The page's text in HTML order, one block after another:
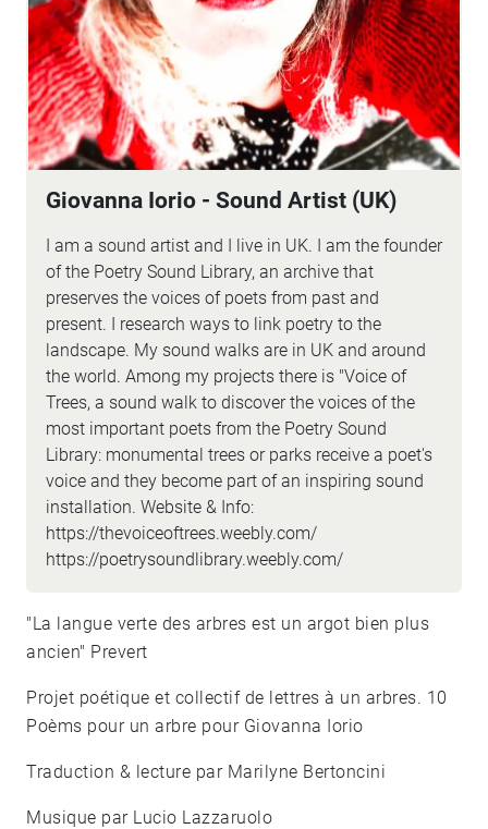
Giovanna Iorio - Sound Artist (UK)
I am a sound artist and I live in UK. I am the founder
of the Poetry Sound Library, an archive that
preserves the voices of poets from past and
present. I research ways to link poetry to the
landscape. My sound walks are in UK and around
the world. Among my projects there is "Voice of
Trees, a sound walk to discover the voices of the
most important poets from the Poetry Sound
Library: monumental trees or parks receive a poet's
voice and they become part of an inspiring sound
installation. Website & Info:
https://thevoiceoftrees.weebly.com/
https://poetrysoundlibrary.weebly.com/
"La langue verte des arbres est un argot bien plus
ancien" Prevert
Projet poétique et collectif de lettres à un arbres. 10
Poèms pour un arbre pour Giovanna Iorio
Traduction & lecture par Marilyne Bertoncini
Musique par Lucio Lazzaruolo